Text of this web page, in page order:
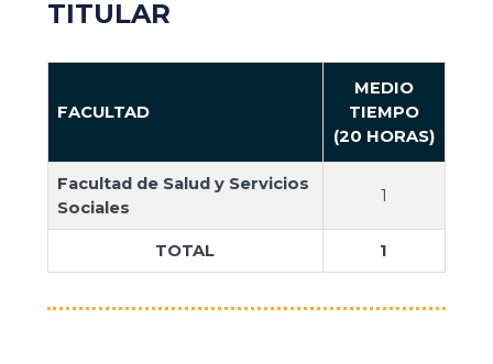
TITULAR
FACULTAD
MEDIO
TIEMPO
(20 HORAS)
Facultad de Salud y Servicios
Sociales
1
TOTAL 1